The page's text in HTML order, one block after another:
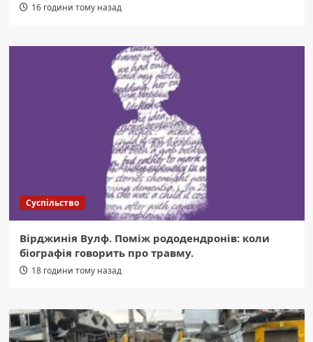
16 години тому назад
Суспільство
Вірджинія Вулф. Поміж рододендронів: коли
біографія говорить про травму.
18 години тому назад